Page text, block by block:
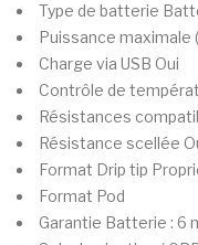
Type de batterie
Puissance maximale
Charge via USB Oui
Contrôle de
Résistances
Résistance scellée
Format Drip tip
Format Pod
Garantie Batterie : 6